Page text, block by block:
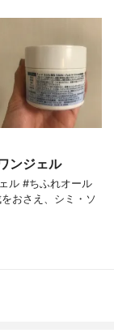
ンジェル
ル #ちふれオール
おさえ、シミ・ソ